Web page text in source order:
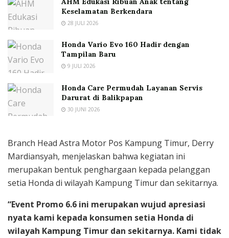
Keselamatan Berkendara
28 JULI 2026
Honda Vario Evo 160 Hadir dengan
Tampilan Baru
9 JULI 2026
Honda Care Permudah Layanan Servis
Darurat di Balikpapan
30 JUNI 2026
Branch Head Astra Motor Pos Kampung Timur, Derry
Mardiansyah, menjelaskan bahwa kegiatan ini
merupakan bentuk penghargaan kepada pelanggan
setia Honda di wilayah Kampung Timur dan sekitarnya.
“Event Promo 6.6 ini merupakan wujud apresiasi
nyata kami kepada konsumen setia Honda di
wilayah Kampung Timur dan sekitarnya. Kami tidak